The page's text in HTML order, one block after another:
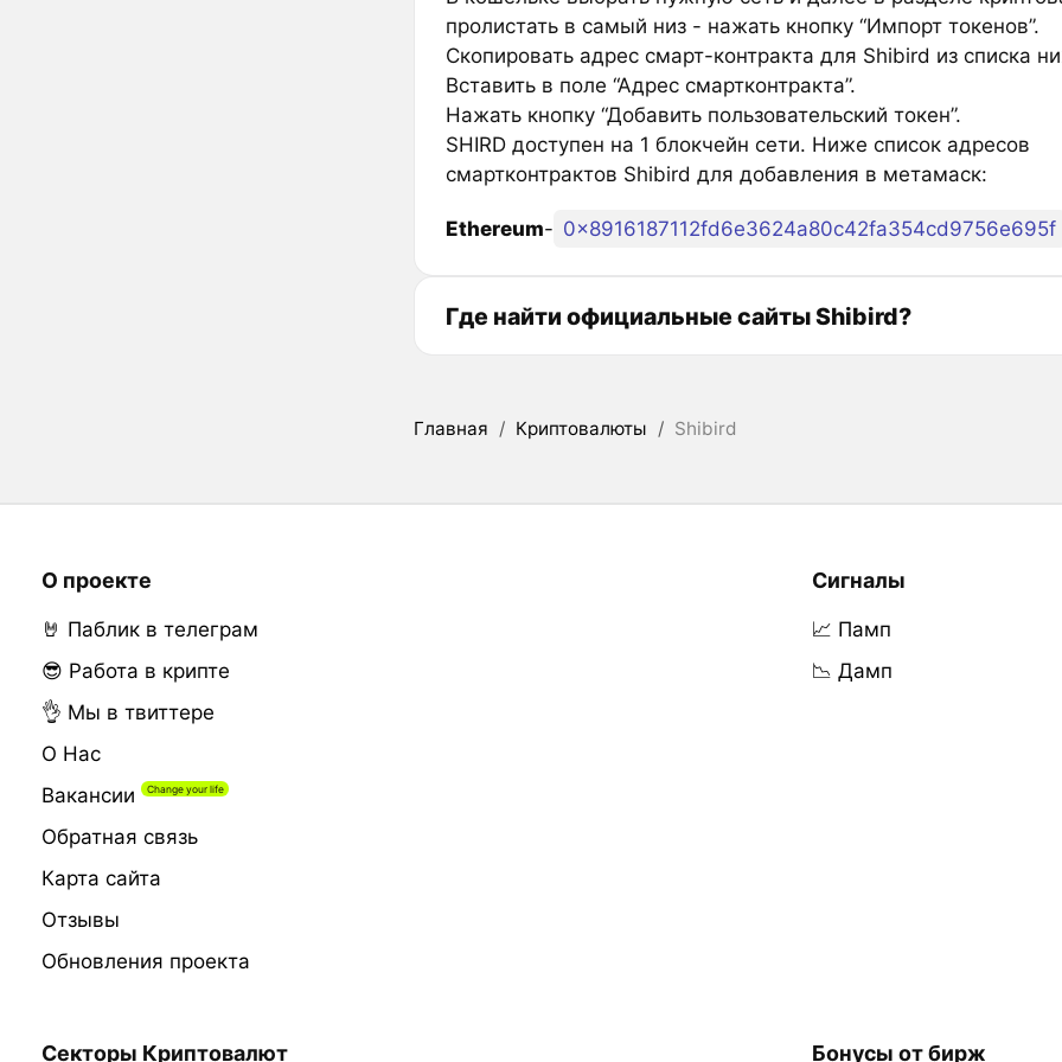
пролистать в самый низ - нажать кнопку “Импорт токенов”.
Скопировать адрес смарт-контракта для Shibird из списка
Вставить в поле “Адрес смартконтракта”.
Нажать кнопку “Добавить пользовательский токен”.
SHIRD доступен на 1 блокчейн сети. Ниже список адресов
смартконтрактов Shibird для добавления в метамаск:
Ethereum- 0x8916187112fd6e3624a80c42fa354cd9756e695f
Где найти официальные сайты Shibird?
Главная / Криптовалюты / Shibird
О проекте
🤘 Паблик в телеграм
😎 Работа в крипте
👌 Мы в твиттере
О Нас
Вакансии
Обратная связь
Карта сайта
Отзывы
Обновления проекта
Сигналы
📈 Памп
📉 Дамп
Секторы Криптовалют Бонусы от бирж